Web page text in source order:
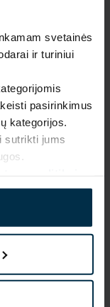
svetainės
ir turiniui
pasirinkimus
kategorijos.
sutrikti jums
lino
be jokių